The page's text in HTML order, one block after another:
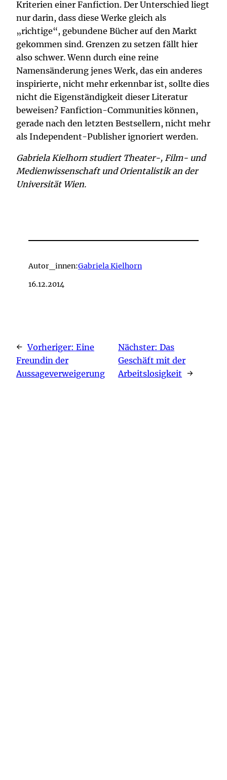
Kriterien einer Fanfiction. Der Unterschied liegt
nur darin, dass diese Werke gleich als
„richtige“, gebundene Bücher auf den Markt
gekommen sind. Grenzen zu setzen fällt hier
also schwer. Wenn durch eine reine
Namensänderung jenes Werk, das ein anderes
inspirierte, nicht mehr erkennbar ist, sollte dies
nicht die Eigenständigkeit dieser Literatur
beweisen? Fanfiction-Communities können,
gerade nach den letzten Bestsellern, nicht mehr
als Independent-Publisher ignoriert werden.
Gabriela Kielhorn studiert Theater-, Film- und
Medienwissenschaft und Orientalistik an der
Universität Wien.
Autor_innen:Gabriela Kielhorn
16.12.2014
← Vorheriger: Eine
Freundin der
Aussageverweigerung
Nächster: Das
Geschäft mit der
Arbeitslosigkeit →